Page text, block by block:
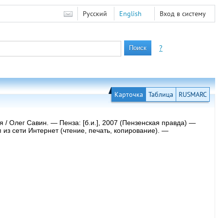
Вход в систему
Русский English
?
Карточка Таблица RUSMARC
/ Олег Савин. — Пенза: [б.и.], 2007 (Пензенская правда) —
сети Интернет (чтение, печать, копирование). —